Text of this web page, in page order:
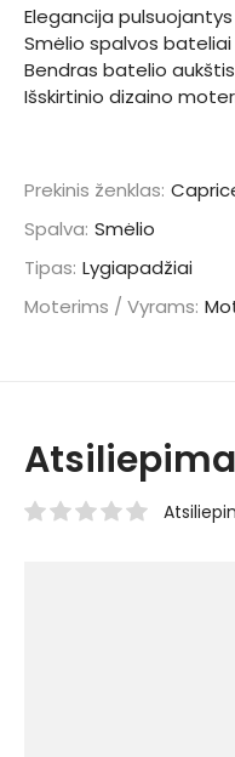
Elegancija
Smėlio spalvos
Bendras batelio
Išskirtinio dizaino
Prekinis ženklas:
Spalva: Smėlio
Tipas: Lygiapadžiai
Moterims / Vyrams: